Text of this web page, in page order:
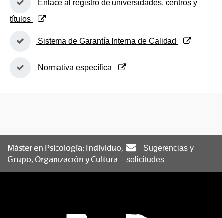
Enlace al registro de universidades, centros y
títulos
(Abre una nueva ventana)
Sistema de Garantía Interna de Calidad
(Abre una nueva ventana)
Normativa específica
Máster en Psicología: Individuo,
Grupo, Organización y Cultura
Sugerencias y
solicitudes